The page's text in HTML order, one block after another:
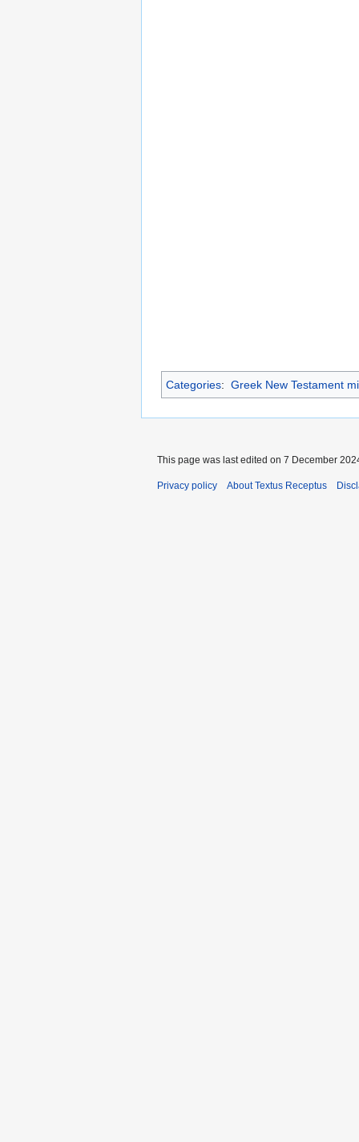
Categories: Greek New Testament
This page was last edited on 7 December
Privacy policy About Textus Receptus